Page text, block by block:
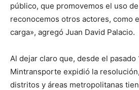
público, que promovemos el uso
reconocemos otros actores, como
carga», agregó Juan David Palacio.
Al dejar claro que, desde el pasado
Mintransporte expidió la
distritos y áreas metropolitanas